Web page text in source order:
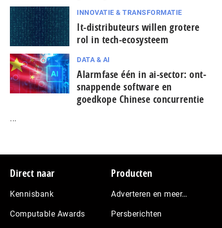
INNOVATIE & TRANSFORMATIE
It-dis­tri­bu­teurs willen grotere
rol in tech-ecosysteem
DATA & AI
Alarmfase één in ai-sector: ont­
snap­pen­de software en
goedkope Chinese con­cur­ren­tie
...
Footer
Direct naar
Kennisbank
Computable Awards
Producten
Adverteren en meer…
Persberichten